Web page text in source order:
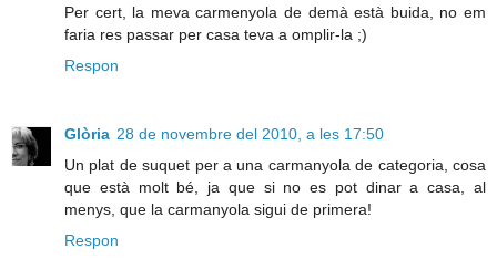
Per cert, la meva carmenyola de demà està buida, no em
faria res passar per casa teva a omplir-la ;)
Respon
Glòria 28 de novembre del 2010, a les 17:50
Un plat de suquet per a una carmanyola de categoria, cosa
que està molt bé, ja que si no es pot dinar a casa, al
menys, que la carmanyola sigui de primera!
Respon